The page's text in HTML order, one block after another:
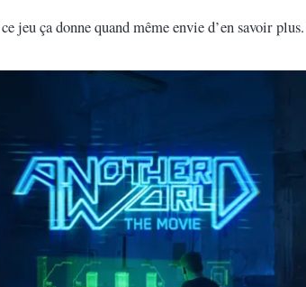
jeu ça donne quand même envie d’en savoir